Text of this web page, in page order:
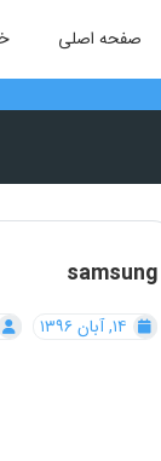
صفحه اصلی
samsung